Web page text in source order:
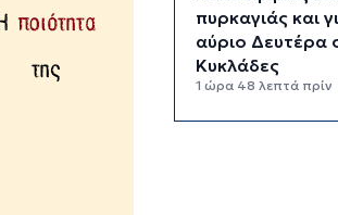
πυρκαγιάς και
αύριο Δευτέρα
Κυκλάδες
1 ώρα 48 λεπτά πρίν
Ασθενής